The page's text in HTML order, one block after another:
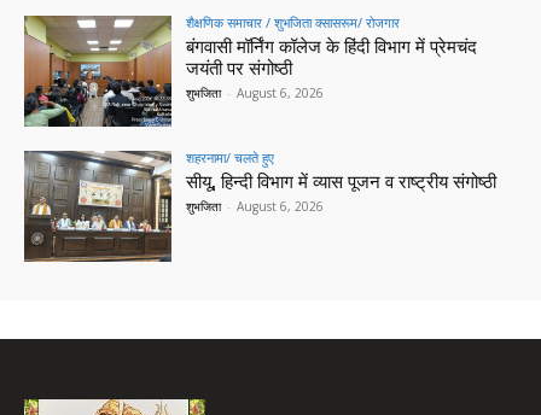
शैक्षणिक समाचार / शुभजिता क्सासरूम/ रोजगार
बंगवासी मॉर्निंग कॉलेज के हिंदी विभाग में प्रेमचंद
जयंती पर संगोष्ठी
शुभजिता - August 6, 2026
शहरनामा/ चलते हुए
सीयू, हिन्दी विभाग में व्यास पूजन व राष्ट्रीय संगोष्ठी
शुभजिता - August 6, 2026